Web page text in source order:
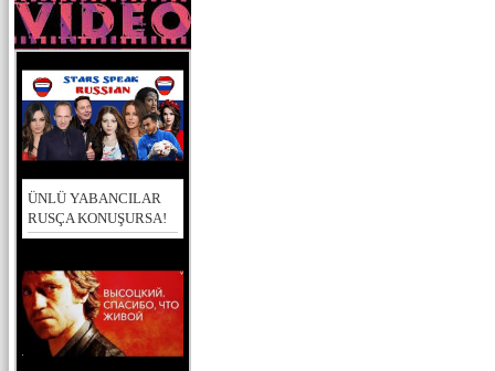
ÜNLÜ YABANCILAR
RUSÇA KONUŞURSA!